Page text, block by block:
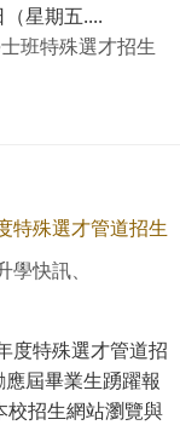
星期五....
班特殊選才招生
特殊選才管道招生
快訊、
度特殊選才管道招
屆畢業生踴躍報
校招生網站瀏覽與